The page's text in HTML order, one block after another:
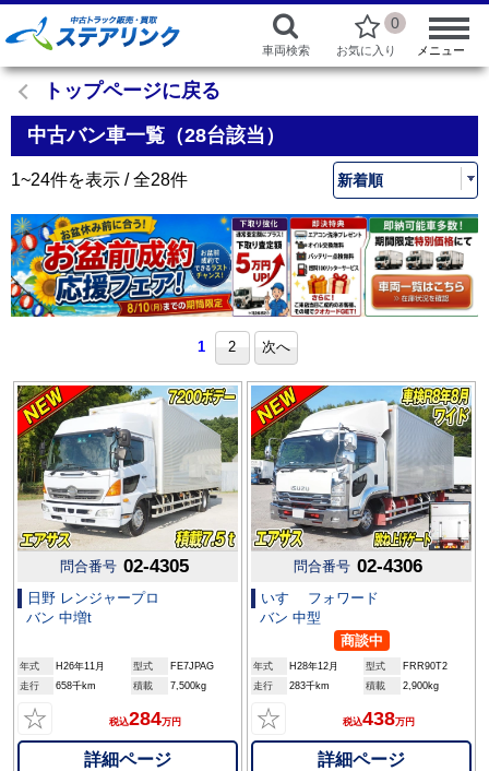
車両検索
0
お気に入り メニュー
トップページに戻る
中古バン車一覧（28台該当）
1~24件を表示 / 全28件
1 2 次へ
問合番号 02-4305
日野 レンジャープロ
バン 中増t
年式 H26年11月 型式
FE7JPAG
走行
658千km 積載 7,500kg
☆ 税込284万円
詳細ページ
問合番号 02-4306
いすゞ フォワード
バン 中型
商談中
年式 H28年12月 型式
FRR90T2
走行
283千km 積載 2,900kg
☆ 税込438万円
詳細ページ